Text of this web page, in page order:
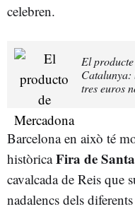
celebren.
El
Catalunya:
tres euros
Barcelona en això té
històricaFira de
cavalcada de Reis que
nadalencs dels